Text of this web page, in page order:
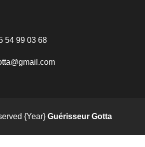
54 99 03 68
{Year} Guérisseur Gotta